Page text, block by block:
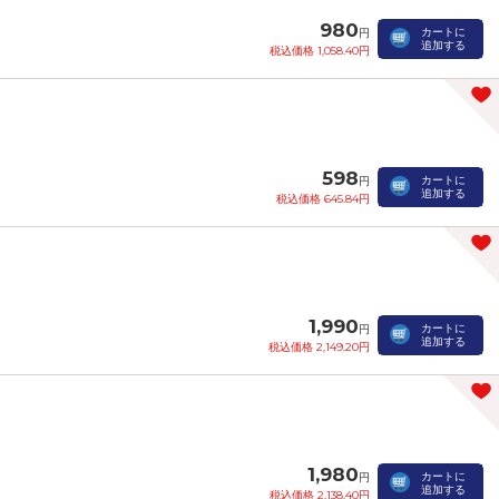
980円
税込価格 1,058.40円
カートに
追加する
598円
税込価格 645.84円
カートに
追加する
1,990円
税込価格 2,149.20円
カートに
追加する
1,980円
税込価格 2,138.40円
カートに
追加する